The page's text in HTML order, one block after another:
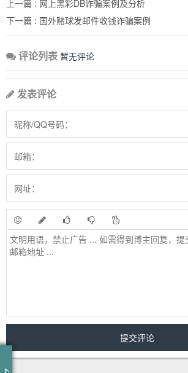
上一篇 : 网上黑彩DB诈骗案例及分析
下一篇 : 国外赌球发邮件收钱诈骗案例
评论列表 暂无评论
发表评论
天真以为是他的独特品味